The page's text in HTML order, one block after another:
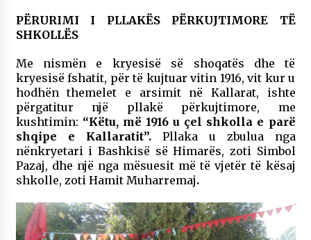
PËRURIMI I PLLAKËS PËRKUJTIMORE TË
SHKOLLËS
Me nismën e kryesisë së shoqatës dhe të
kryesisë fshatit, për të kujtuar vitin 1916, vit kur u
hodhën themelet e arsimit në Kallarat, ishte
përgatitur një pllakë përkujtimore, me
kushtimin: “Këtu, më 1916 u çel shkolla e parë
shqipe e Kallaratit”. Pllaka u zbulua nga
nënkryetari i Bashkisë së Himarës, zoti Simbol
Pazaj, dhe një nga mësuesit më të vjetër të kësaj
shkolle, zoti Hamit Muharremaj.